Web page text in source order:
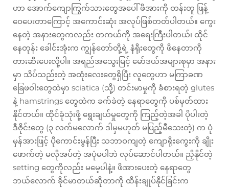
ဟာ အောက်ကျောကြွက်သားတွေအပေါ် ဖိအားကို တန်းတူ ဖြန့်
ဝေပေးတာကြောင့် အကောင်းဆုံး အလုပ်ဖြစ်တတ်ပါတယ်။ ကွေး
နေတဲ့ အနားတွေကလည်း တကယ်ကို အရေးကြီးပါတယ်၊ ထိုင်
နေတုန်း ခေါင်းအုံးက ကျွန်တော်တို့ရဲ့ နံရိုးတွေကို ဖိနေတာကို
တားဆီးပေးလို့ပါ။ အရည်အသွေးမြင့် မော်ဒယ်အများစုမှာ အနား
မှာ သိပ်သည်းတဲ့ အထုံးလေးတွေရှိပြီး လူတွေဟာ မကြာခဏ
ခြေဖဝါးတွေထဲမှာ sciatica (သို့) တင်းမာမှုကို ခံစားရတဲ့ glutes
နဲ့ hamstrings တွေထဲက ခက်ခဲတဲ့ နေရာတွေကို ပစ်မှတ်ထား
နိုင်တယ်။ ထိုင်ခုံသုံးဖို့ ရွေးချယ်မှုတွေကို ကြည့်တဲ့အခါ ပိုပါးတဲ့
ဒီဇိုင်းတွေ (၃ လက်မလောက် ဒါမှမဟုတ် မပြည့်မီသေးတဲ့) က ပုံ
မှန်အားဖြင့် ပိုကောင်းမွန်ပြီး သဘာဝကျတဲ့ ကျောရိုးကွေးကို ချိုး
ဖောက်တဲ့ မလိုအပ်တဲ့ အပုံမပါဘဲ လုပ်ဆောင်ပါတယ်။ ညှိနိုင်တဲ့
setting တွေကိုလည်း မမေ့ပါနဲ့။ ဖိအားပေးတဲ့ နေရာတွေ
ဘယ်လောက် ခိုင်မာတယ်ဆိုတာကို ထိန်းချုပ်နိုင်ခြင်းက